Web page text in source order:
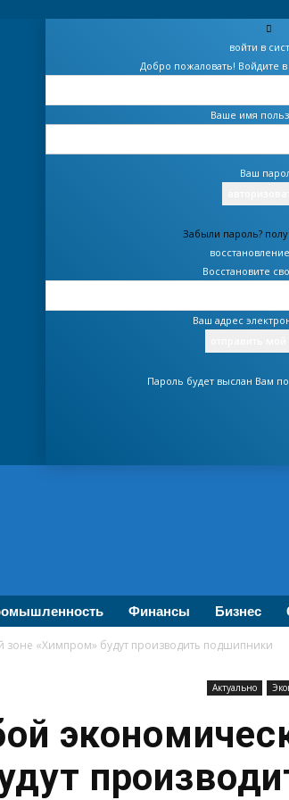
войти в
Добро пожаловать! Войдите
Ваше имя
Ваш
Забыли пароль?
Восстановите
Ваш адрес
Пароль будет выслан Вам
Финансы Бизнес
зоне «Химпром» будут производить подшипники
Актуально